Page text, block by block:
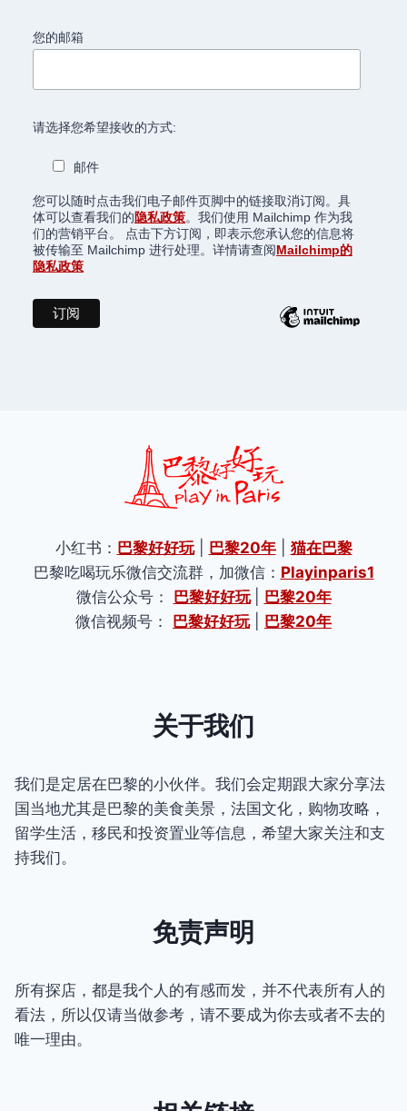
您的邮箱
请选择您希望接收的方式:
邮件
您可以随时点击我们电子邮件页脚中的链接取消订阅。具
体可以查看我们的隐私政策。我们使用 Mailchimp 作为我
们的营销平台。 点击下方订阅，即表示您承认您的信息将
被传输至 Mailchimp 进行处理。详情请查阅Mailchimp的
隐私政策
小红书： 巴黎好好玩| 巴黎20年| 猫在巴黎
巴黎吃喝玩乐微信交流群，加微信： Playinparis1
微信公众号： 巴黎好好玩
巴黎20年
微信视频号： 巴黎好好玩| 巴黎20年
关于我们
我们是定居在巴黎的小伙伴。我们会定期跟大家分享法
国当地尤其是巴黎的美食美景，法国文化，购物攻略，
留学生活，移民和投资置业等信息，希望大家关注和支
持我们。
免责声明
所有探店，都是我个人的有感而发，并不代表所有人的
看法，所以仅请当做参考，请不要成为你去或者不去的
唯一理由。